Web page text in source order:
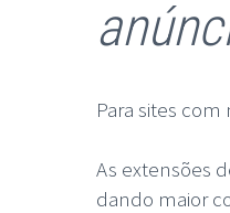
Para sites
As extensões
dando maior